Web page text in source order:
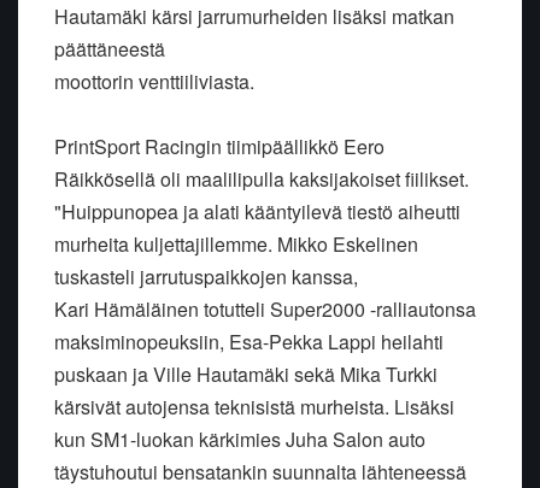
Hautamäki kärsi jarrumurheiden lisäksi matkan
päättäneestä
moottorin venttiiliviasta.
PrintSport Racingin tiimipäällikkö Eero
Räikkösellä oli maalilipulla kaksijakoiset fiilikset.
"Huippunopea ja alati kääntyilevä tiestö aiheutti
murheita kuljettajillemme. Mikko Eskelinen
tuskasteli jarrutuspaikkojen kanssa,
Kari Hämäläinen totutteli Super2000 -ralliautonsa
maksiminopeuksiin, Esa-Pekka Lappi heilahti
puskaan ja Ville Hautamäki sekä Mika Turkki
kärsivät autojensa teknisistä murheista. Lisäksi
kun SM1-luokan kärkimies Juha Salon auto
täystuhoutui bensatankin suunnalta lähteneessä